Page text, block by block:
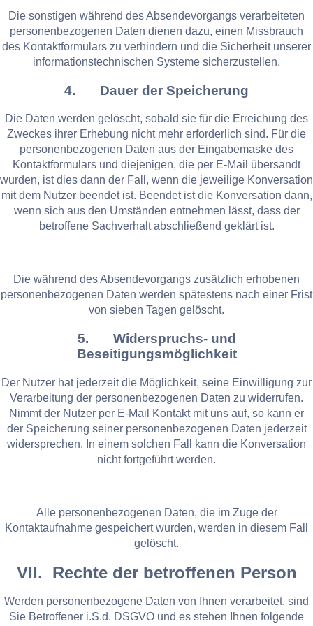
Die sonstigen während des Absendevorgangs verarbeiteten
personenbezogenen Daten dienen dazu, einen Missbrauch
des Kontaktformulars zu verhindern und die Sicherheit unserer
informationstechnischen Systeme sicherzustellen.
4. Dauer der Speicherung
Die Daten werden gelöscht, sobald sie für die Erreichung des
Zweckes ihrer Erhebung nicht mehr erforderlich sind. Für die
personenbezogenen Daten aus der Eingabemaske des
Kontaktformulars und diejenigen, die per E-Mail übersandt
wurden, ist dies dann der Fall, wenn die jeweilige Konversation
mit dem Nutzer beendet ist. Beendet ist die Konversation dann,
wenn sich aus den Umständen entnehmen lässt, dass der
betroffene Sachverhalt abschließend geklärt ist.
Die während des Absendevorgangs zusätzlich erhobenen
personenbezogenen Daten werden spätestens nach einer Frist
von sieben Tagen gelöscht.
5. Widerspruchs- und
Beseitigungsmöglichkeit
Der Nutzer hat jederzeit die Möglichkeit, seine Einwilligung zur
Verarbeitung der personenbezogenen Daten zu widerrufen.
Nimmt der Nutzer per E-Mail Kontakt mit uns auf, so kann er
der Speicherung seiner personenbezogenen Daten jederzeit
widersprechen. In einem solchen Fall kann die Konversation
nicht fortgeführt werden.
Alle personenbezogenen Daten, die im Zuge der
Kontaktaufnahme gespeichert wurden, werden in diesem Fall
gelöscht.
VII. Rechte der betroffenen Person
Werden personenbezogene Daten von Ihnen verarbeitet, sind
Sie Betroffener i.S.d. DSGVO und es stehen Ihnen folgende